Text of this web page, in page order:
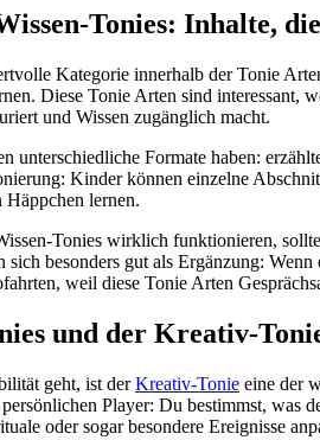
Tonies: Inhalte,
Kategorie innerhalb der Tonie
Diese Tonie Arten sind interessant,
und Wissen zugänglich macht.
unterschiedliche Formate haben:
Kinder können einzelne
lernen.
Tonies wirklich funktionieren,
sich besonders gut als Ergänzung:
weil diese Tonie Arten
und der Kreativ-
geht, ist derKreativ-Tonie eine der
Player: Du bestimmst, was
oder sogar besondere Ereignisse